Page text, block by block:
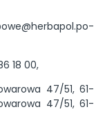
18 00,
47/51, 61-
47/51, 61-